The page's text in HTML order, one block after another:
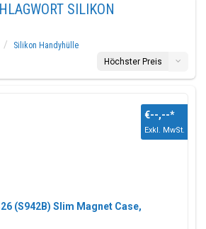
SILIKON
Silikon Handyhülle
Höchster Preis
(S942B) Slim Magnet Case,
€--,--*
Exkl. MwSt.